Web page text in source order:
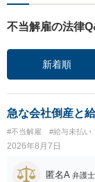
不当解雇の法律
新着順
急な会社倒産と
#不当解雇 #給与未払い
2026年8月7日
匿名A 弁護士